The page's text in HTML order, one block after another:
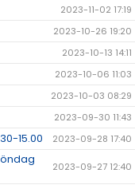
2023-11-02 17:19
2023-10-26 19:20
2023-10-13 14:11
2023-10-06 11:03
2023-10-03 08:29
2023-09-30 11:43
15.00 2023-09-28 17:40
2023-09-27 12:40